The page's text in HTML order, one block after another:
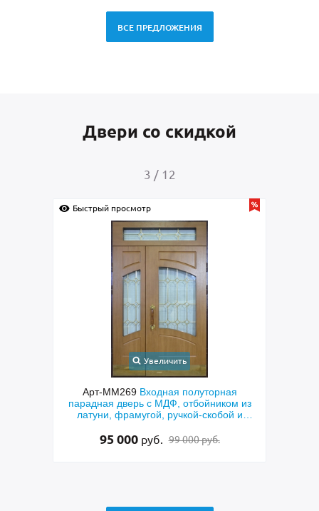
ВСЕ ПРЕДЛОЖЕНИЯ
Двери со скидкой
3 / 12
Быстрый просмотр
Увеличить
Арт-ММ269 Входная полуторная
парадная дверь с МДФ, отбойником из
латуни, фрамугой, ручкой-скобой и
95 000 руб. 99 000 руб.